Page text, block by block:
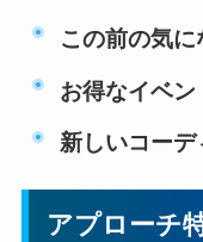
この前の気
お得なイベ
新しいコー
アプローチ